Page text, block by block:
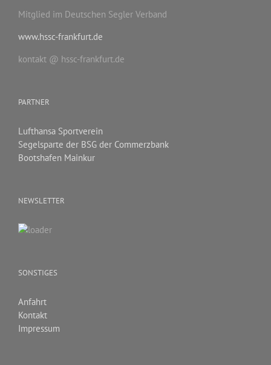
Mitglied im Deutschen Segler Verband
www.hssc-frankfurt.de
kontakt @ hssc-frankfurt.de
PARTNER
Lufthansa Sportverein
Segelsparte der BSG der Commerzbank
Bootshafen Mainkur
NEWSLETTER
SONSTIGES
Anfahrt
Kontakt
Impressum